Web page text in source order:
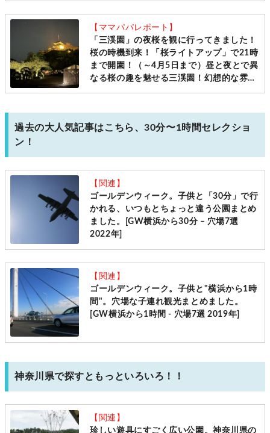
【ママパパレポート】
「三渓園」の夜桜を観に行ってきました！
桜の時機到来！「桜ライトアップ」で21時
まで開園！（～4月5日まで）昼と夜とで異
なる桜の趣を魅せる三渓園！幻想的な雰囲
過去の大人気記事はこちら、30分〜1時間セレクショ
ン！
【関連】
ゴールデンウィーク。子供と「30分」で行
かれる、いつもとちょっと違う公園まとめ
ました。[GW横浜から30分 – 穴場7選
2022年]
【関連】
ゴールデンウィーク。子供と"横浜から1時
間"。穴場な子連れ観光まとめました。
[GW横浜から1時間 - 穴場7選 2019年]
神奈川県で探すともっといろいろ！！
【関連】
珍しい遊具にすごく広い公園。神奈川県の